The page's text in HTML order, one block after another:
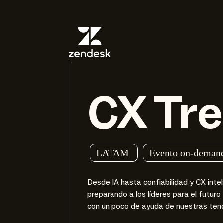
CX
LATAM Evento on-
Desde IA hasta confiabilidad y CX
preparando a los líderes para el
con un poco de ayuda de nuestras